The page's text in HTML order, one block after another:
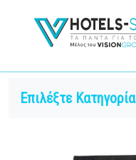
Επιλέξτε Κατηγορία